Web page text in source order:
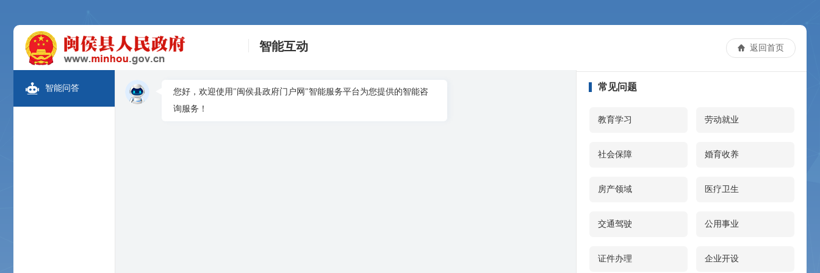
智能互动  返回首页
智能问答
您好，欢迎使用"闽侯县政府门户网"智能服务平台为您提供的智能咨
询服务！
常见问题
教育学习 劳动就业
社会保障 婚育收养
房产领域 医疗卫生
交通驾驶 公用事业
证件办理 企业开设